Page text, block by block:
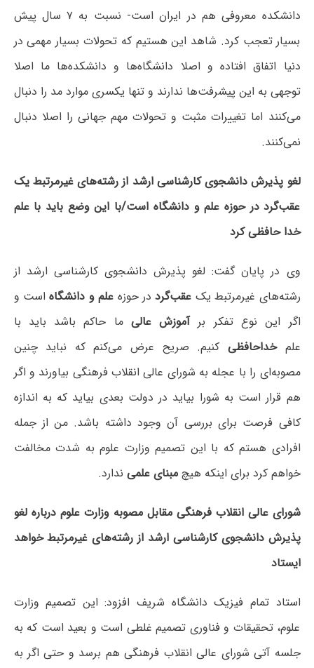
دانشکده معروفی هم در ایران است- نسبت به ۷ سال پیش
بسیار تعجب کرد. شاهد این هستیم که تحولات بسیار مهمی در
دنیا اتفاق افتاده و اصلا دانشگاه‌ها و دانشکده‌ها ما اصلا
توجهی به این پیشرفت‌ها ندارند و تنها یکسری موارد مد را دنبال
می‌کنند اما تغییرات مثبت و تحولات مهم جهانی را اصلا دنبال
نمی‌کنند.
لغو پذیرش دانشجوی کارشناسی ارشد از رشته‌های غیرمرتبط یک
عقب‌گرد در حوزه علم و دانشگاه است/با این وضع باید با علم
خدا حافظی کرد
وی در پایان گفت: لغو پذیرش دانشجوی کارشناسی ارشد از
رشته‌های غیرمرتبط یک عقب‌گرد در حوزه علم و دانشگاه است و
اگر این نوع تفکر برآموزش عالیما حاکم باشد باید با
علمخداحافظی کنیم. صریح عرض می‌کنم که نباید چنین
مصوبه‌ای را با عجله به شورای عالی انقلاب فرهنگی بیاورند و اگر
هم قرار است به شورا بیاید در دولت بعدی بیاید که به اندازه
کافی فرصت برای بررسی آن وجود داشته باشد. من از جمله
افرادی هستم که با این تصمیم وزارت علوم به شدت مخالفت
خواهم کرد برای اینکه هیچ مبنای علمی ندارد.
شورای عالی انقلاب فرهنگی مقابل مصوبه وزارت علوم درباره لغو
پذیرش دانشجوی کارشناسی ارشد از رشته‌های غیرمرتبط خواهد
ایستاد
استاد تمام فیزیک دانشگاه شریف افزود: این تصمیم وزارت
علوم، تحقیقات و فناوری تصمیم غلطی است و بعید است که به
جلسه آتی شورای عالی انقلاب فرهنگی هم برسد و حتی اگر به